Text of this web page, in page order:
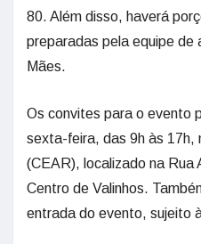
80. Além disso, haverá
preparadas pela equipe de
Mães.
Os convites para o evento
sexta-feira, das 9h às 17h,
(CEAR), localizado na Rua
Centro de Valinhos.
entrada do evento, sujeito